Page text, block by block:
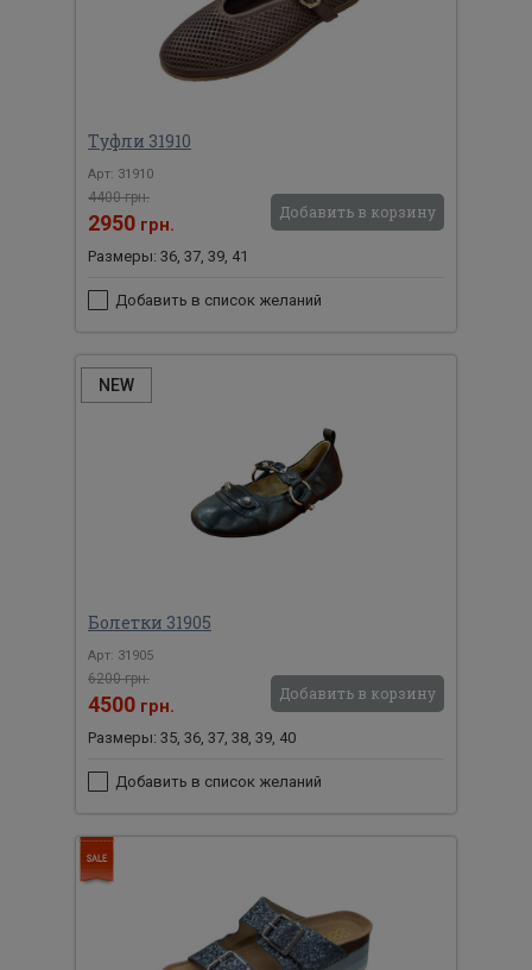
Туфли 31910
Арт: 31910
4400 грн.
2950 грн.
Добавить в корзину
Размеры: 36, 37, 39, 41
Добавить в список желаний
NEW
Болетки 31905
Арт: 31905
6200 грн.
4500 грн.
Добавить в корзину
Размеры: 35, 36, 37, 38, 39, 40
Добавить в список желаний